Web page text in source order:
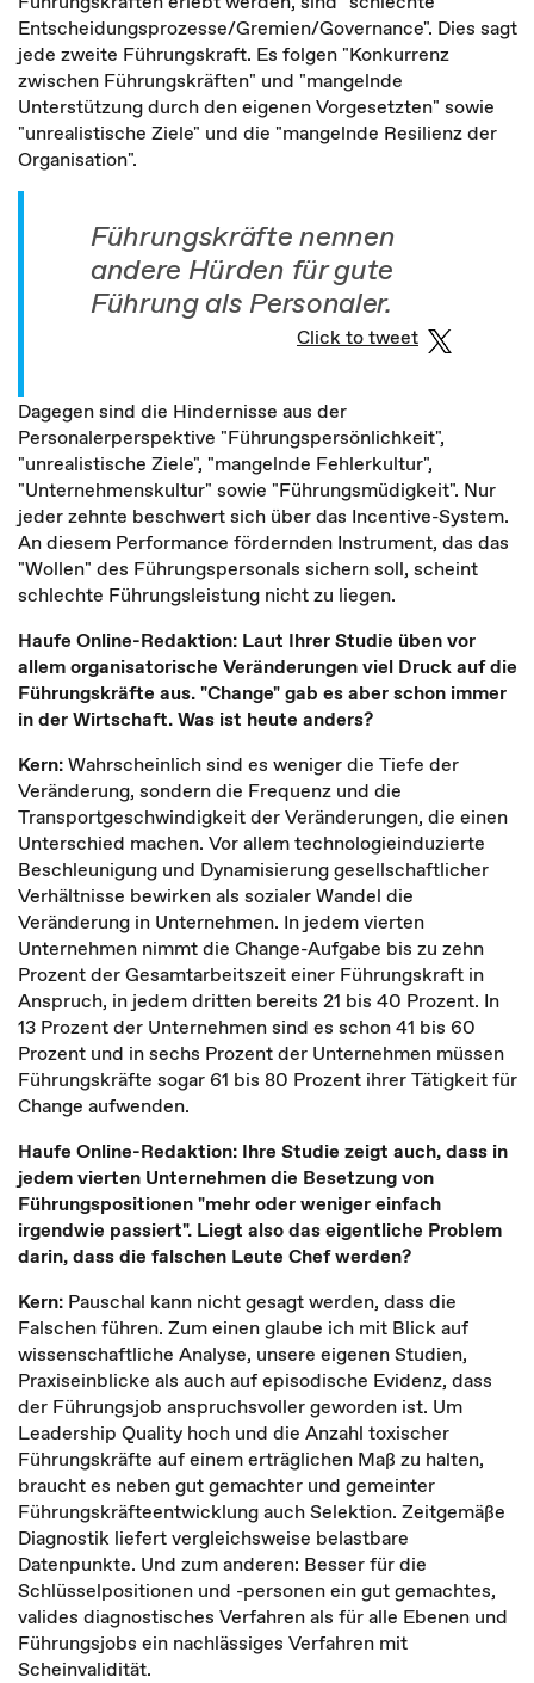
Entscheidungsprozesse/Gremien/Governance". Dies sagt
jede zweite Führungskraft. Es folgen "Konkurrenz
zwischen Führungskräften" und "mangelnde
Unterstützung durch den eigenen Vorgesetzten" sowie
"unrealistische Ziele" und die "mangelnde Resilienz der
Organisation".
Führungskräfte nennen
andere Hürden für gute
Führung als Personaler.
Click to tweet
Dagegen sind die Hindernisse aus der
Personalerperspektive "Führungspersönlichkeit",
"unrealistische Ziele", "mangelnde Fehlerkultur",
"Unternehmenskultur" sowie "Führungsmüdigkeit". Nur
jeder zehnte beschwert sich über das Incentive-System.
An diesem Performance fördernden Instrument, das das
"Wollen" des Führungspersonals sichern soll, scheint
schlechte Führungsleistung nicht zu liegen.
Haufe Online-Redaktion: Laut Ihrer Studie üben vor
allem organisatorische Veränderungen viel Druck auf die
Führungskräfte aus. "Change" gab es aber schon immer
in der Wirtschaft. Was ist heute anders?
Kern:Wahrscheinlich sind es weniger die Tiefe der
Veränderung, sondern die Frequenz und die
Transportgeschwindigkeit der Veränderungen, die einen
Unterschied machen. Vor allem technologieinduzierte
Beschleunigung und Dynamisierung gesellschaftlicher
Verhältnisse bewirken als sozialer Wandel die
Veränderung in Unternehmen. In jedem vierten
Unternehmen nimmt die Change-Aufgabe bis zu zehn
Prozent der Gesamtarbeitszeit einer Führungskraft in
Anspruch, in jedem dritten bereits 21 bis 40 Prozent. In
13 Prozent der Unternehmen sind es schon 41 bis 60
Prozent und in sechs Prozent der Unternehmen müssen
Führungskräfte sogar 61 bis 80 Prozent ihrer Tätigkeit für
Change aufwenden.
Haufe Online-Redaktion: Ihre Studie zeigt auch, dass in
jedem vierten Unternehmen die Besetzung von
Führungspositionen "mehr oder weniger einfach
irgendwie passiert". Liegt also das eigentliche Problem
darin, dass die falschen Leute Chef werden?
Kern: Pauschal kann nicht gesagt werden, dass die
Falschen führen. Zum einen glaube ich mit Blick auf
wissenschaftliche Analyse, unsere eigenen Studien,
Praxiseinblicke als auch auf episodische Evidenz, dass
der Führungsjob anspruchsvoller geworden ist. Um
Leadership Quality hoch und die Anzahl toxischer
Führungskräfte auf einem erträglichen Maß zu halten,
braucht es neben gut gemachter und gemeinter
Führungskräfteentwicklung auch Selektion. Zeitgemäße
Diagnostik liefert vergleichsweise belastbare
Datenpunkte. Und zum anderen: Besser für die
Schlüsselpositionen und -personen ein gut gemachtes,
valides diagnostisches Verfahren als für alle Ebenen und
Führungsjobs ein nachlässiges Verfahren mit
Scheinvalidität.